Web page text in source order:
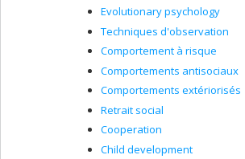
Evolutionary psychology
Techniques d'observation
Comportement à risque
Comportements antisociaux
Comportements extériorisés
Retrait social
Cooperation
Child development